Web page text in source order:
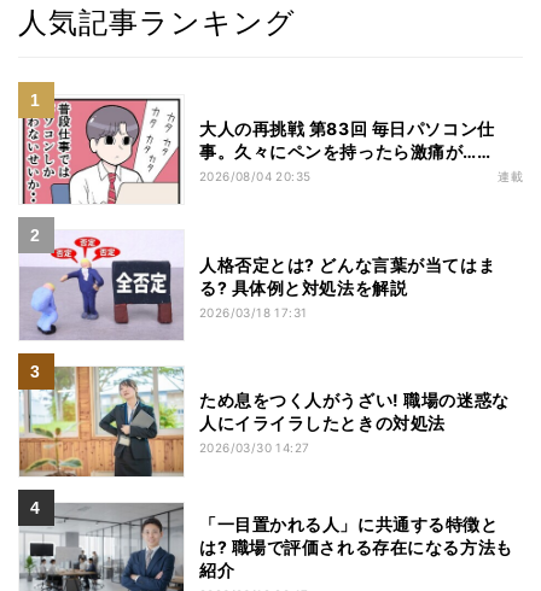
人気記事ランキング
大人の再挑戦 第83回 毎日パソコン仕
事。久々にペンを持ったら激痛が……
2026/08/04 20:35 連載
人格否定とは? どんな言葉が当てはま
る? 具体例と対処法を解説
2026/03/18 17:31
ため息をつく人がうざい! 職場の迷惑な
人にイライラしたときの対処法
2026/03/30 14:27
「一目置かれる人」に共通する特徴と
は? 職場で評価される存在になる方法も
紹介